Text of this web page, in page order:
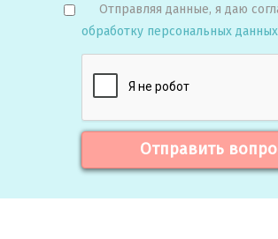
Отправляя данные, я даю
обработку персональных
Отправить